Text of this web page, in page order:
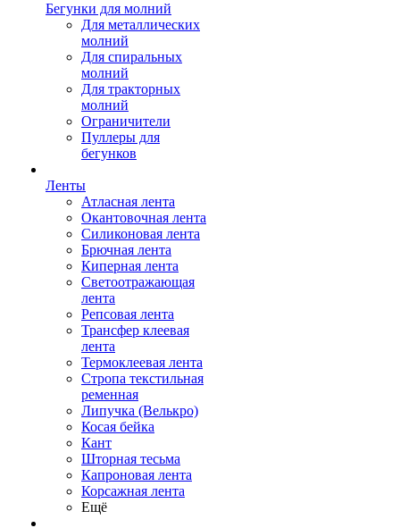
Бегунки для молний
Для металлических
молний
Для спиральных
молний
Для тракторных
молний
Ограничители
Пуллеры для
бегунков
Ленты
Атласная лента
Окантовочная лента
Силиконовая лента
Брючная лента
Киперная лента
Светоотражающая
лента
Репсовая лента
Трансфер клеевая
лента
Термоклеевая лента
Стропа текстильная
ременная
Липучка (Велькро)
Косая бейка
Кант
Шторная тесьма
Капроновая лента
Корсажная лента
Ещё